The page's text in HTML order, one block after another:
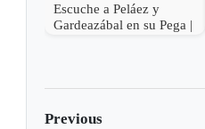
Escuche a Peláez y
Gardeazábal en su Pega |
Previous